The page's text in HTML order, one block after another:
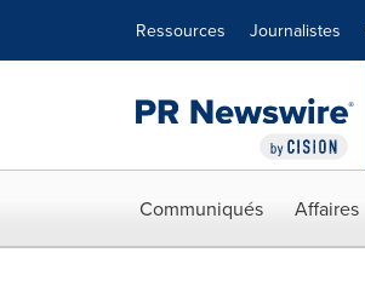
Ressources Journalistes
Communiqués Affaires